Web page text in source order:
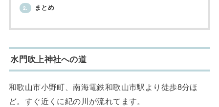
2. まとめ
水門吹上神社への道
和歌山市小野町、南海電鉄和歌山市駅より徒歩8分ほ
ど。すぐ近くに紀の川が流れてます。